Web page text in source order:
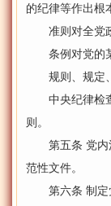
的纪律等作出根
准则对全党政
条例对党的某
规则、规定、
中央纪律检查
则。
第五条 党内法
范性文件。
第六条 制定党